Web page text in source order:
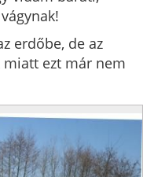
erdőbe, de az
miatt ezt már nem